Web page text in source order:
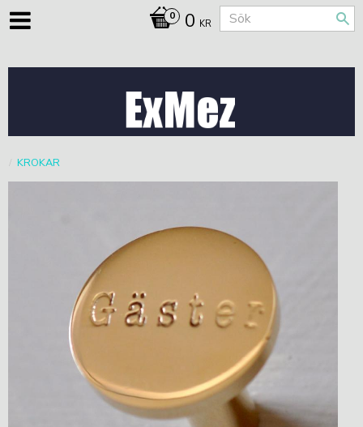
0 KR
KROKAR